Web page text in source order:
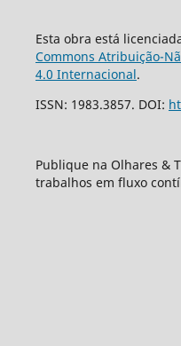
Esta obra está
Commons Atribuição-
4.0 Internacional.
ISSN: 1983.3857. DOI:
Publique na Olhares &
trabalhos em fluxo